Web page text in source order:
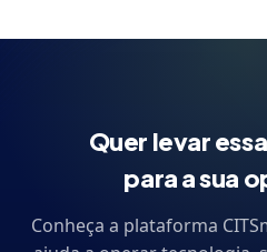
Quer levar
para a sua
Conheça a plataforma